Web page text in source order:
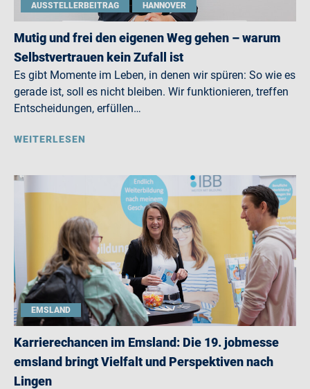
AUSSTELLERBEITRAG HANNOVER
Mutig und frei den eigenen Weg gehen – warum
Selbstvertrauen kein Zufall ist
Es gibt Momente im Leben, in denen wir spüren: So wie es
gerade ist, soll es nicht bleiben. Wir funktionieren, treffen
Entscheidungen, erfüllen…
WEITERLESEN
EMSLAND
Karrierechancen im Emsland: Die 19. jobmesse
emsland bringt Vielfalt und Perspektiven nach
Lingen